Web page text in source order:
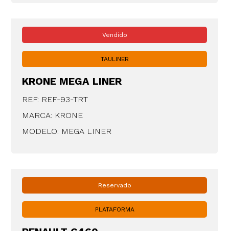
Vendido
TAULINER
KRONE MEGA LINER
REF: REF-93-TRT
MARCA: KRONE
MODELO: MEGA LINER
Reservado
PLATAFORMA